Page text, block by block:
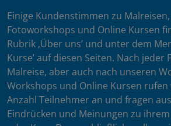
Einige Kundenstimmen zu
Fotoworkshops und Online Kursen
Rubrik ‚Über uns’ und unter dem
Kurse’ auf diesen Seiten. Nach jeder
Malreise, aber auch nach unseren
Workshops und Online Kursen
Anzahl Teilnehmer an und fragen
Eindrücken und Meinungen zu